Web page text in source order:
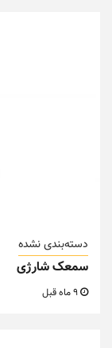
دسته‌بندی نشده
سمعک شارژی